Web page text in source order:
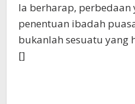
Ia berharap,
penentuan ibadah
bukanlah sesuatu yang
[]